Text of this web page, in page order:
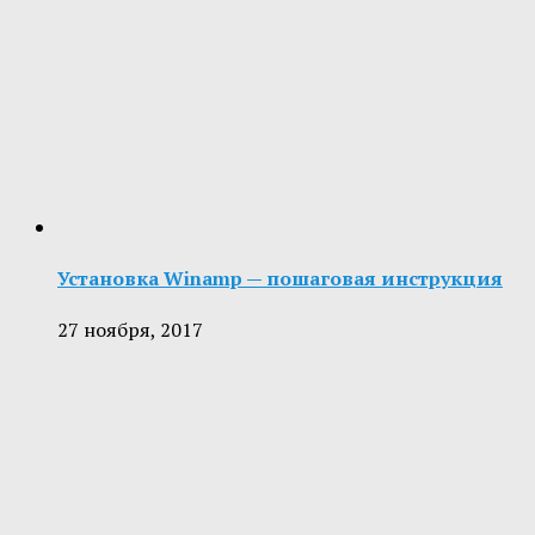
Установка Winamp — пошаговая инструкция
27 ноября, 2017